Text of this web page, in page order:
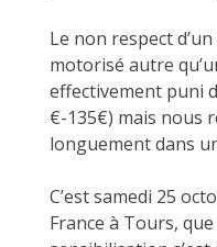
Le non respect
motorisé autre
effectivement puni
€-135€) mais nous
longuement dans
C’est samedi 25
France à Tours,